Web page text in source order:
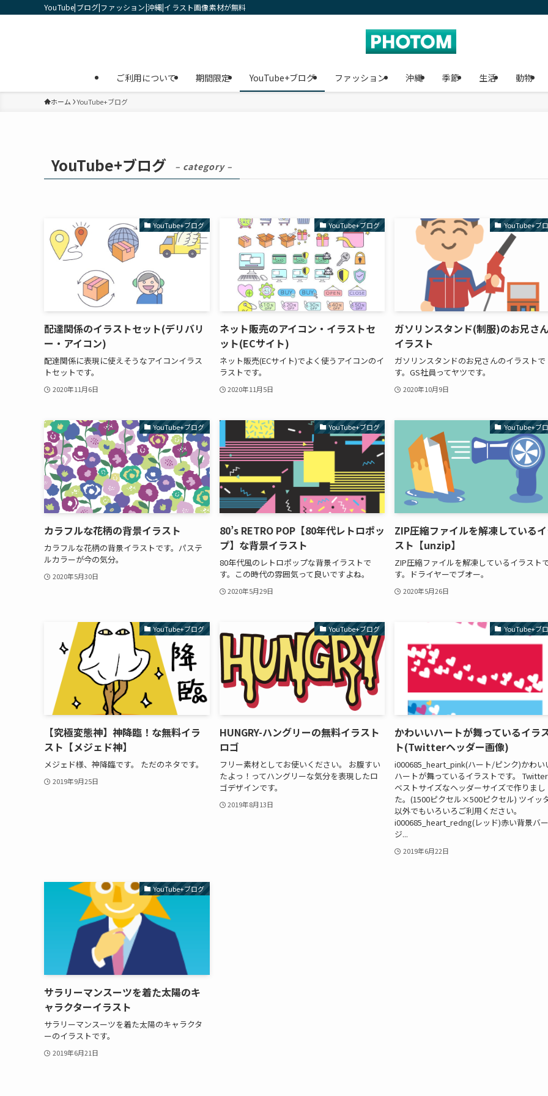
YouTube|ブログ|ファッション|沖縄|イラスト画像素材が無料
ご利用について 期間限定 YouTube+ブログ ファッション 沖縄 季節 生活 動物
ホーム YouTube+ブログ
YouTube+ブログ – category –
YouTube+ブログ
配達関係のイラストセット(デリバリ
ー・アイコン)
配達関係に表現に使えそうなアイコンイラス
トセットです。
2020年11月6日
YouTube+ブログ
ネット販売のアイコン・イラストセ
ット(ECサイト)
ネット販売(ECサイト)でよく使うアイコンのイ
ラストです。
2020年11月5日
YouTube+ブ
ガソリンスタンド(制服)のお兄さ
イラスト
ガソリンスタンドのお兄さんのイラストで
す。GS社員ってヤツです。
2020年10月9日
YouTube+ブログ
カラフルな花柄の背景イラスト
カラフルな花柄の背景イラストです。パステ
ルカラーが今の気分。
2020年5月30日
YouTube+ブログ
80’s RETRO POP【80年代レトロポッ
プ】な背景イラスト
80年代風のレトロポップな背景イラストで
す。この時代の雰囲気って良いですよね。
2020年5月29日
YouTube+ブ
ZIP圧縮ファイルを解凍している
スト【unzip】
ZIP圧縮ファイルを解凍しているイラスト
す。ドライヤーでブオー。
2020年5月26日
YouTube+ブログ
【究極変態神】神降臨！な無料イラ
スト【メジェド神】
メジェド様、神降臨です。 ただのネタです。
2019年9月25日
YouTube+ブログ
HUNGRY-ハングリーの無料イラスト
ロゴ
フリー素材としてお使いください。 お腹すい
たよっ！ってハングリーな気分を表現したロ
ゴデザインです。
2019年8月13日
YouTube+ブ
かわいいハートが舞っているイラ
ト(Twitterヘッダー画像)
i000685_heart_pink(ハート/ピンク)かわい
ハートが舞っているイラストです。
ベストサイズなヘッダーサイズで作りまし
た。(1500ピクセル×500ピクセル) ツイッ
以外でもいろいろご利用ください。
i000685_heart_redng(レッド)赤い背景バー
ジ...
2019年6月22日
YouTube+ブログ
サラリーマンスーツを着た太陽のキ
ャラクターイラスト
サラリーマンスーツを着た太陽のキャラクタ
ーのイラストです。
2019年6月21日